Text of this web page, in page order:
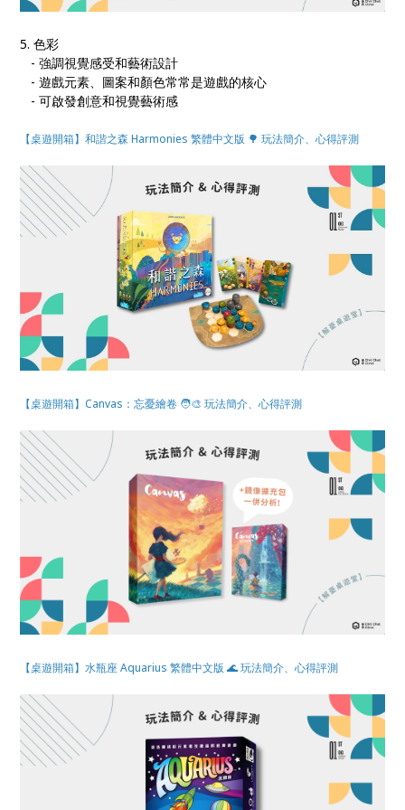
5. 色彩
- 強調視覺感受和藝術設計
- 遊戲元素、圖案和顏色常常是遊戲的核心
- 可啟發創意和視覺藝術感
【桌遊開箱】和諧之森 Harmonies 繁體中文版 🌳 玩法簡介、心得評測
【桌遊開箱】Canvas：忘憂繪卷 🧑‍🎨 玩法簡介、心得評測
【桌遊開箱】水瓶座 Aquarius 繁體中文版 🌊 玩法簡介、心得評測